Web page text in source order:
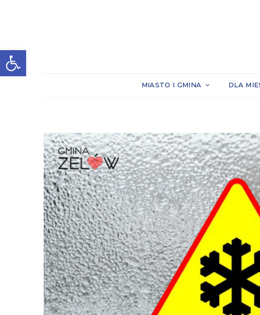
Otwórz pasek narzędzi
MIASTO I GMINA DLA